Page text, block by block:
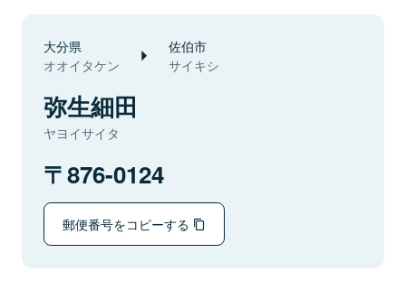
大分県
オオイタケン
佐伯市
サイキシ
弥生細田
ヤヨイサイタ
876-0124
郵便番号をコピーする